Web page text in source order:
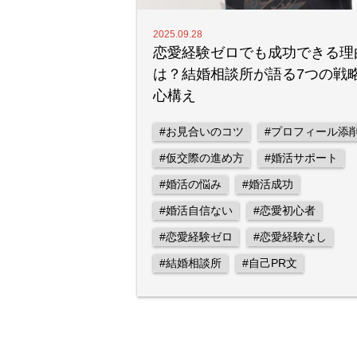
2025.09.28
恋愛経験ゼロでも成功できる理
は？結婚相談所が語る7つの戦
心構え
#お見合いのコツ #プロフィール添削
#仮交際の進め方 #婚活サポート
#婚活の悩み #婚活成功
#婚活自信ない #恋愛初心者
#恋愛経験ゼロ #恋愛経験なし
#結婚相談所 #自己PR文